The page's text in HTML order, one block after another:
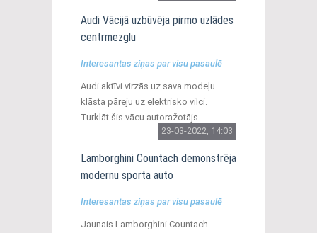
Audi Vācijā uzbūvēja pirmo uzlādes
centrmezglu
Interesantas ziņas par visu pasaulē
Audi aktīvi virzās uz sava modeļu
klāsta pāreju uz elektrisko vilci.
Turklāt šis vācu autoražotājs…
23-03-2022, 14:03
Lamborghini Countach demonstrēja
modernu sporta auto
Interesantas ziņas par visu pasaulē
Jaunais Lamborghini Countach